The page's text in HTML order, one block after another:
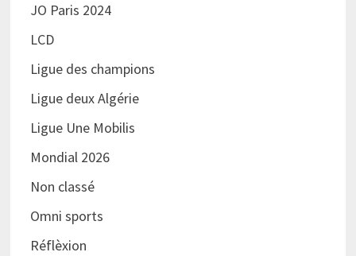
JO Paris 2024
LCD
Ligue des champions
Ligue deux Algérie
Ligue Une Mobilis
Mondial 2026
Non classé
Omni sports
Réflèxion